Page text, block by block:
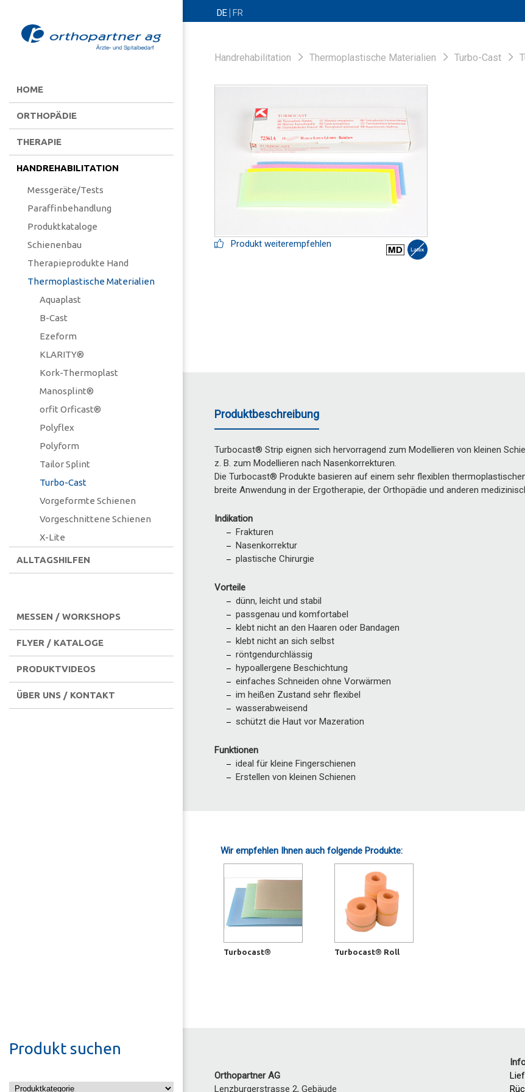
DE FR
HOME
ORTHOPÄDIE
THERAPIE
HANDREHABILITATION
Messgeräte/Tests
Paraffinbehandlung
Produktkataloge
Schienenbau
Therapieprodukte Hand
Thermoplastische Materialien
Aquaplast
B-Cast
Ezeform
KLARITY®
Kork-Thermoplast
Manosplint®
orfit Orficast®
Polyflex
Polyform
Tailor Splint
Turbo-Cast
Vorgeformte Schienen
Vorgeschnittene Schienen
X-Lite
ALLTAGSHILFEN
MESSEN / WORKSHOPS
FLYER / KATALOGE
PRODUKTVIDEOS
ÜBER UNS / KONTAKT
Produkt suchen
Handrehabilitation Thermoplastische Materialien Turbo-Cast
Produkt weiterempfehlen
Produktbeschreibung
Turbocast® Strip eignen sich hervorragend zum Modellieren von kleinen
z. B. zum Modellieren nach Nasenkorrekturen.
Die Turbocast® Produkte basieren auf einem sehr flexiblen
breite Anwendung in der Ergotherapie, der Orthopädie und anderen
Indikation
Frakturen
Nasenkorrektur
plastische Chirurgie
Vorteile
dünn, leicht und stabil
passgenau und komfortabel
klebt nicht an den Haaren oder Bandagen
klebt nicht an sich selbst
röntgendurchlässig
hypoallergene Beschichtung
einfaches Schneiden ohne Vorwärmen
im heißen Zustand sehr flexibel
wasserabweisend
schützt die Haut vor Mazeration
Funktionen
ideal für kleine Fingerschienen
Erstellen von kleinen Schienen
Wir empfehlen Ihnen auch folgende Produkte:
Turbocast® Turbocast® Roll
Orthopartner AG
Lenzburgerstrasse 2, Gebäude